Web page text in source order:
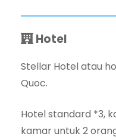
Hotel
Stellar Hotel atau
Quoc.
Hotel standard *3,
kamar untuk 2